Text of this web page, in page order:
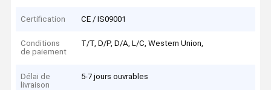
Certification CE / IS09001
Conditions
de paiement
T/T, D/P, D/A, L/C, Western Union,
Délai de
livraison
5-7 jours ouvrables